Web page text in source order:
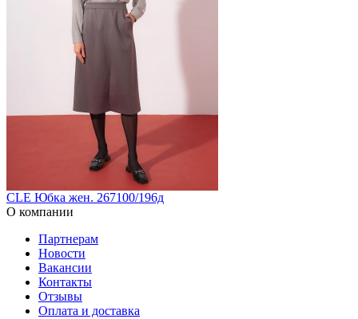
CLE Юбка жен. 267100/196д
О компании
Партнерам
Новости
Вакансии
Контакты
Отзывы
Оплата и доставка